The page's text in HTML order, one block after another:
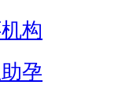
构
孕